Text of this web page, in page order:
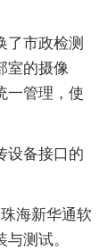
了市政检测
室的摄像
一管理，使
设备接口的
海新华通软
测试。